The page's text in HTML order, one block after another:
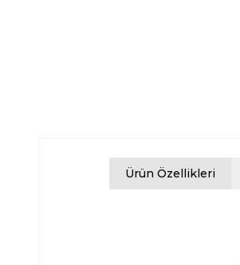
Ürün Özellikleri